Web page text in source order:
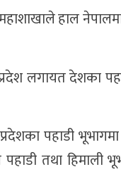
हाल
लगायत देशका
पहाडी
तथा हिमाली